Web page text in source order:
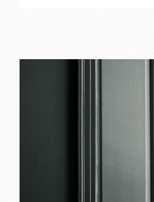
Pièces de rechange